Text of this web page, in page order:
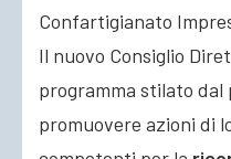
Confartigianato
Il nuovo Consiglio
programma stilato
promuovere azioni di